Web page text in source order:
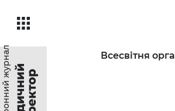
Всесвітня
Електронний журнал